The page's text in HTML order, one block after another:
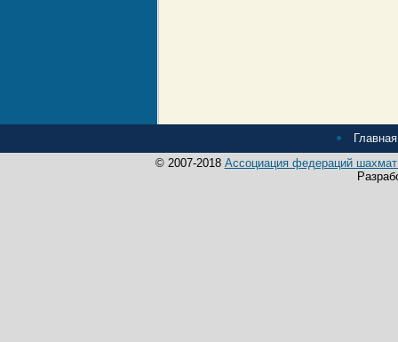
© 2007-2018 Ассоциация федераций